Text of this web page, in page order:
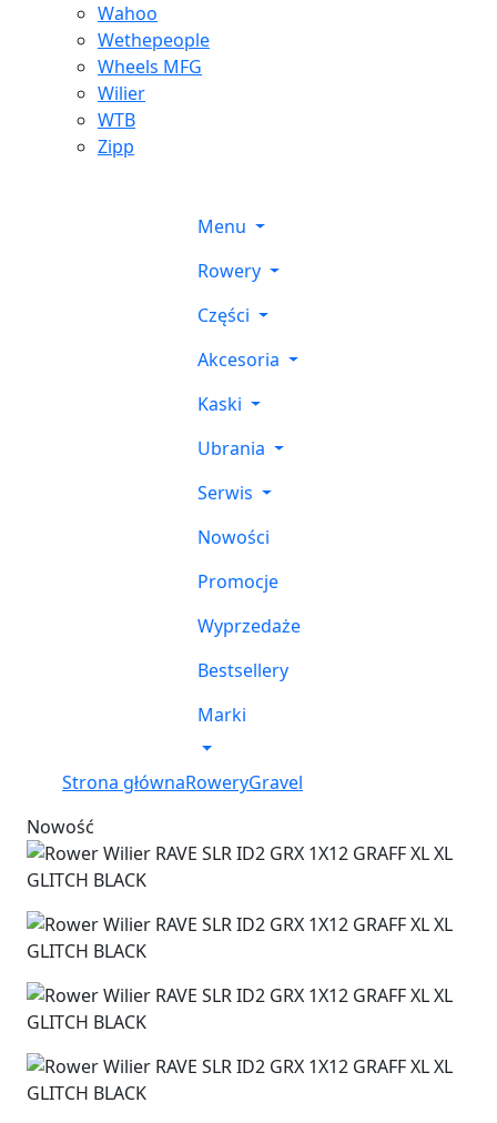
Wahoo
Wethepeople
Wheels MFG
Wilier
WTB
Zipp
Menu
Rowery
Części
Akcesoria
Kaski
Ubrania
Serwis
Nowości
Promocje
Wyprzedaże
Bestsellery
Marki
Strona głównaRoweryGravel
Nowość